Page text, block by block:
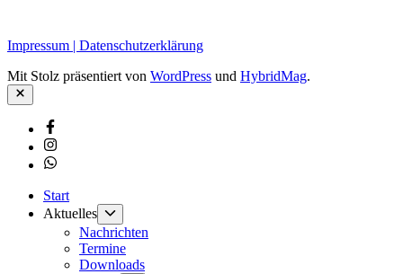
Impressum | Datenschutzerklärung
Mit Stolz präsentiert von WordPress und HybridMag.
Schließen
Facebook
Instagram
Whatsapp
Start
Aktuelles
Untermenü
anzeigen
Nachrichten
Termine
Downloads